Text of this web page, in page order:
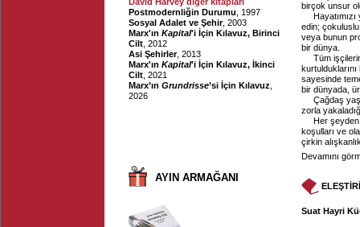
Postmodernliğin Durumu , 1997
Sosyal Adalet ve Şehir, 2003
Marx'ın Kapital'i İçin Kılavuz, Birinci
Cilt , 2012
Asi Şehirler, 2013
Marx'ın Kapital'i İçin Kılavuz, İkinci
Cilt , 2021
Marx’ın Grundrisse’si İçin Kılavuz
2026
AYIN ARMAĞANI
birçok unsur
edin;
veya bunun
bir dünya.
Tüm
sayesinde
bir dünyada,
Çağdaş
zorla
Her şeyden
koşulları ve
çirkin
Devamını
Suat Hayri